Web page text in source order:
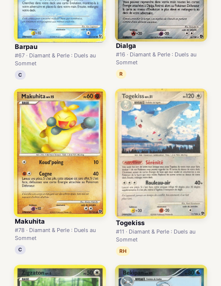
Barpau
#67 · Diamant & Perle : Duels au
Sommet
C
Dialga
#16 · Diamant & Perle : Duels au
Sommet
R
Makuhita
#78 · Diamant & Perle : Duels au
Sommet
C
Togekiss
#11 · Diamant & Perle : Duels au
Sommet
RH